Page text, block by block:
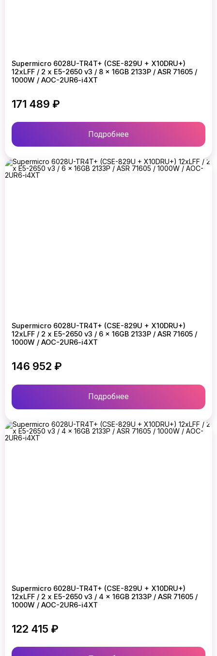
Supermicro 6028U-TR4T+ (CSE-829U + X10DRU+)
12xLFF / 2 x E5-2650 v3 / 8 x 16GB 2133P / ASR 71605 /
1000W / AOC-2UR6-i4XT
171 489 ₽
Подробнее
Supermicro 6028U-TR4T+ (CSE-829U + X10DRU+)
12xLFF / 2 x E5-2650 v3 / 6 x 16GB 2133P / ASR 71605 /
1000W / AOC-2UR6-i4XT
146 952 ₽
Подробнее
Supermicro 6028U-TR4T+ (CSE-829U + X10DRU+)
12xLFF / 2 x E5-2650 v3 / 4 x 16GB 2133P / ASR 71605 /
1000W / AOC-2UR6-i4XT
122 415 ₽